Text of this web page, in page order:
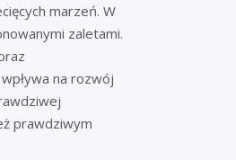
marzeń. W
zaletami.
na rozwój
prawdziwym